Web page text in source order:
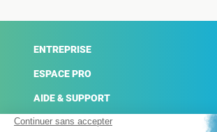
ENTREPRISE
ESPACE PRO
AIDE & SUPPORT
ACTUALITÉS